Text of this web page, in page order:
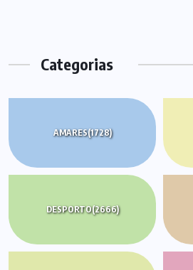
Categorias
AMARES(1728)
DESPORTO(2666)